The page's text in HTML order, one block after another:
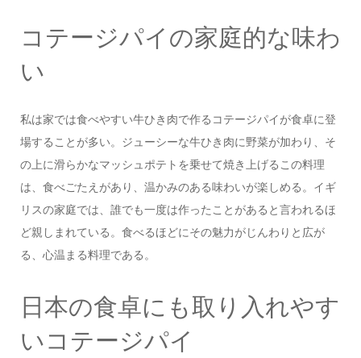
コテージパイの家庭的な味わ
い
私は家では食べやすい牛ひき肉で作るコテージパイが食卓に登
場することが多い。ジューシーな牛ひき肉に野菜が加わり、そ
の上に滑らかなマッシュポテトを乗せて焼き上げるこの料理
は、食べごたえがあり、温かみのある味わいが楽しめる。イギ
リスの家庭では、誰でも一度は作ったことがあると言われるほ
ど親しまれている。食べるほどにその魅力がじんわりと広が
る、心温まる料理である。
日本の食卓にも取り入れやす
いコテージパイ